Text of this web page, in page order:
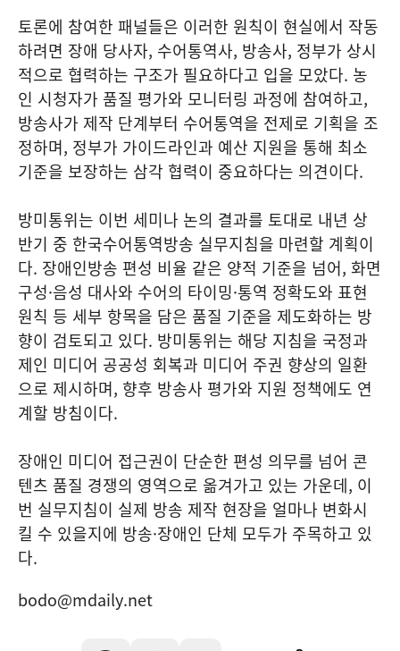
토론에 참여한 패널들은 이러한 원칙이 현실에서 작동
하려면 장애 당사자, 수어통역사, 방송사, 정부가 상시
적으로 협력하는 구조가 필요하다고 입을 모았다. 농
인 시청자가 품질 평가와 모니터링 과정에 참여하고,
방송사가 제작 단계부터 수어통역을 전제로 기획을 조
정하며, 정부가 가이드라인과 예산 지원을 통해 최소
기준을 보장하는 삼각 협력이 중요하다는 의견이다.
방미통위는 이번 세미나 논의 결과를 토대로 내년 상
반기 중 한국수어통역방송 실무지침을 마련할 계획이
다. 장애인방송 편성 비율 같은 양적 기준을 넘어, 화면
구성·음성 대사와 수어의 타이밍·통역 정확도와 표현
원칙 등 세부 항목을 담은 품질 기준을 제도화하는 방
향이 검토되고 있다. 방미통위는 해당 지침을 국정과
제인 미디어 공공성 회복과 미디어 주권 향상의 일환
으로 제시하며, 향후 방송사 평가와 지원 정책에도 연
계할 방침이다.
장애인 미디어 접근권이 단순한 편성 의무를 넘어 콘
텐츠 품질 경쟁의 영역으로 옮겨가고 있는 가운데, 이
번 실무지침이 실제 방송 제작 현장을 얼마나 변화시
킬 수 있을지에 방송·장애인 단체 모두가 주목하고 있
다.
bodo@mdaily.net